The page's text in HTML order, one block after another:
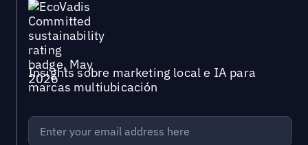
Insights sobre marketing local e IA para
marcas multiubicación